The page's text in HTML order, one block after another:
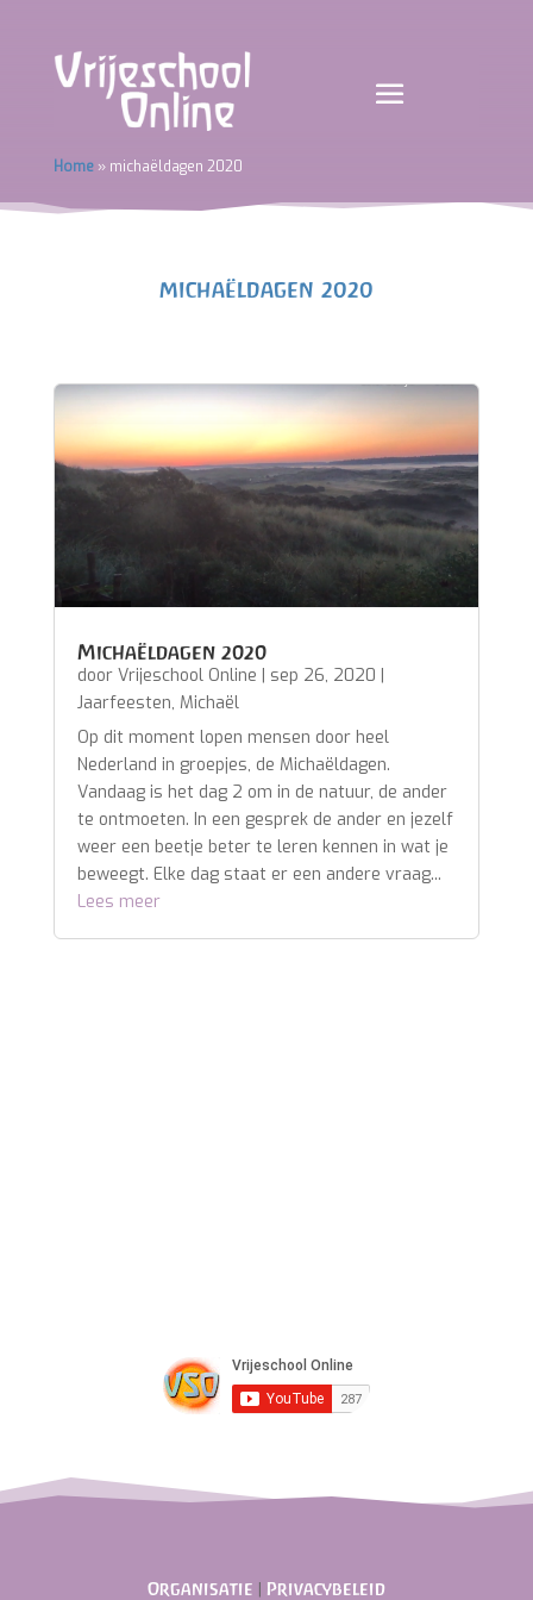
Home» michaëldagen 2020
michaëldagen 2020
Michaëldagen 2020
door Vrijeschool Online | sep 26, 2020 |
Jaarfeesten, Michaël
Op dit moment lopen mensen door heel
Nederland in groepjes, de Michaëldagen.
Vandaag is het dag 2 om in de natuur, de ander
te ontmoeten. In een gesprek de ander en jezelf
weer een beetje beter te leren kennen in wat je
beweegt. Elke dag staat er een andere vraag...
Lees meer
Organisatie | Privacybeleid